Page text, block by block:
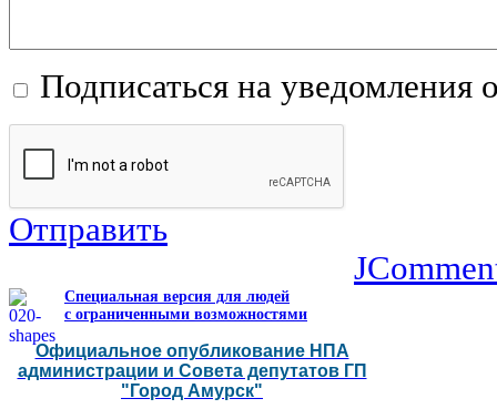
Подписаться на уведомления
Отправить
Специальная версия для людей
с ограниченными возможностями
Официальное опубликование НПА
администрации и Совета депутатов ГП
"Город Амурск"